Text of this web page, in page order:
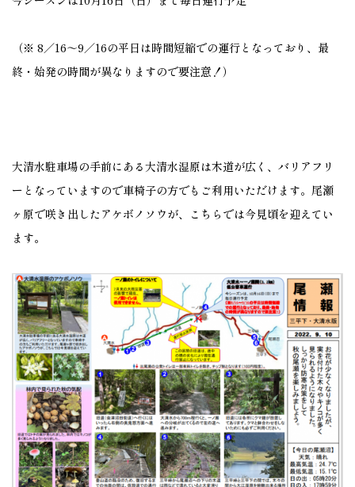
（※ 8／16～9／16の平日は時間短縮での運行となっており、最
終・始発の時間が異なりますので要注意！）
大清水駐車場の手前にある大清水湿原は木道が広く、バリアフリ
ーとなっていますので車椅子の方でもご利用いただけます。尾瀬
ヶ原で咲き出したアケボノソウが、こちらでは今見頃を迎えてい
ます。